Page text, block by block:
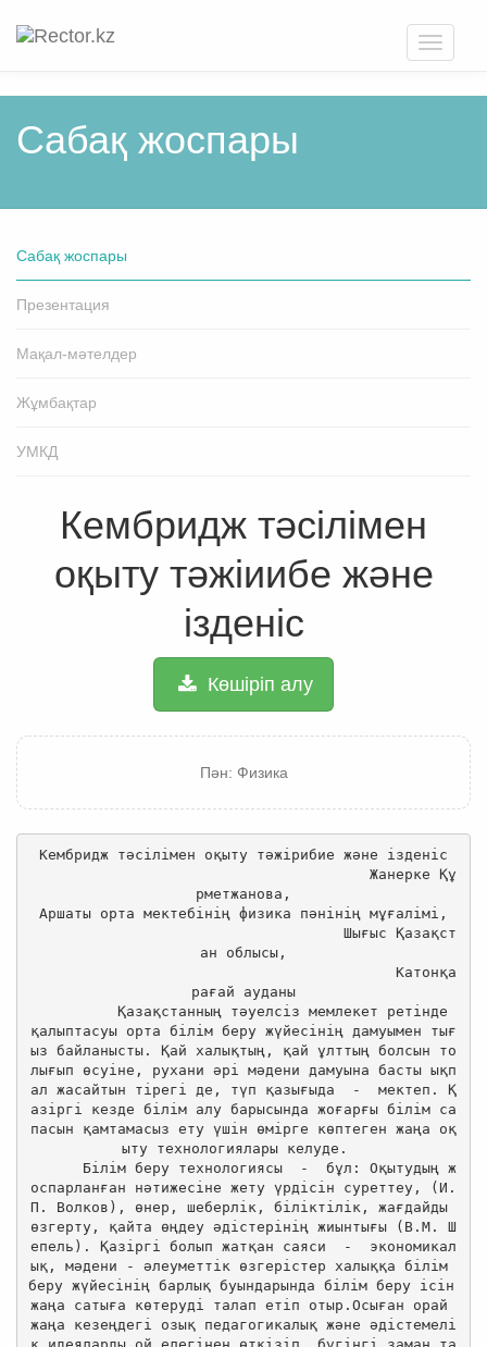
Toggle
Cабақ жоспары
Cабақ жоспары
Презентация
Мақал-мәтелдер
Жұмбақтар
УМКД
Кембридж тәсілімен
оқыту тәжіиибе және
ізденіс
Көшіріп алу
Пән: Физика
Кембридж тәсілімен оқыту тәжірибие және ізденіс
рметжанова,
Аршаты орта мектебінің физика пәнінің мұғалімі,
ан облысы,
рағай ауданы
қалыптасуы орта білім беру жүйесінің дамуымен тығ
ыз байланысты. Қай халықтың, қай ұлттың болсын то
лығып өсуіне, рухани әрі мәдени дамуына басты ықп
ал жасайтын тірегі де, түп қазығыда  -  мектеп. Қ
азіргі кезде білім алу барысында жоғарғы білім са
пасын қамтамасыз ету үшін өмірге көптеген жаңа оқ
ыту технологиялары келуде.
оспарланған нәтижесіне жету үрдісін суреттеу, (И.
П. Волков), өнер, шеберлік, біліктілік, жағдайды
өзгерту, қайта өңдеу әдістерінің жиынтығы (В.М. Ш
епель). Қазіргі болып жатқан саяси  -  экономикал
ық, мәдени - әлеуметтік өзгерістер халыққа білім
беру жүйесінің барлық буындарында білім беру ісін
жаңа сатыға көтеруді талап етіп отыр.Осыған орай
жаңа кезеңдегі озық педагогикалық және әдістемелі
к идеяларды ой елегінен өткізіп, бүгінгі заман та